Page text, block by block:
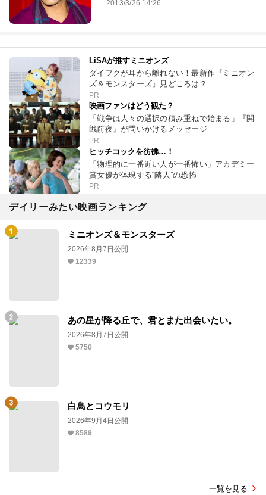
2013/3/26 14:26
LiSAが推すミニオンズ
ダイフクが耳から離れない！最新作『ミニオン
ズ＆モンスターズ』見どころは？
PR
映画ファンはどう観た？
「戦争は人々の選択の積み重ねで始まる」『開
戦前夜』が問いかけるメッセージ
PR
ヒッチコックを彷彿…！
「物理的に一番近い人が一番怖い」アカデミー
賞女優が体現する“隣人”の恐怖
PR
デイリーみたい映画ランキング
ミニオンズ＆モンスターズ
2026年8月7日公開
12339
あの星が降る丘で、君とまた出会いたい。
2026年8月7日公開
5750
白鳥とコウモリ
2026年9月4日公開
8589
一覧を見る